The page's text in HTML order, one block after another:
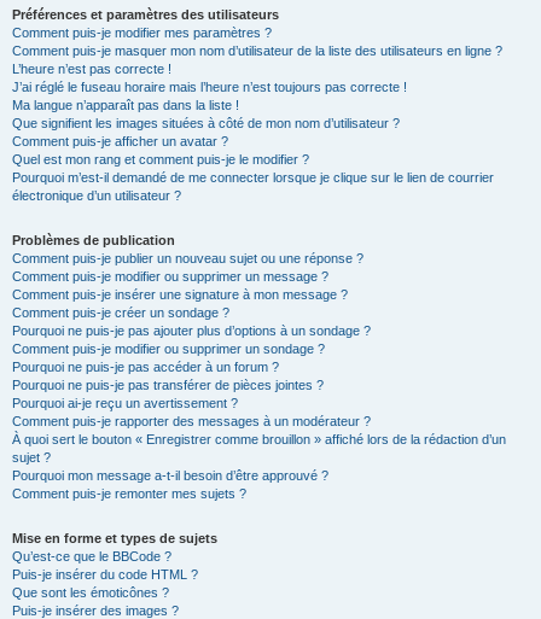
Préférences et paramètres des utilisateurs
Comment puis-je modifier mes paramètres ?
Comment puis-je masquer mon nom d’utilisateur de la liste des utilisateurs en ligne ?
L’heure n’est pas correcte !
J’ai réglé le fuseau horaire mais l’heure n’est toujours pas correcte !
Ma langue n’apparaît pas dans la liste !
Que signifient les images situées à côté de mon nom d’utilisateur ?
Comment puis-je afficher un avatar ?
Quel est mon rang et comment puis-je le modifier ?
Pourquoi m’est-il demandé de me connecter lorsque je clique sur le lien de courrier
électronique d’un utilisateur ?
Problèmes de publication
Comment puis-je publier un nouveau sujet ou une réponse ?
Comment puis-je modifier ou supprimer un message ?
Comment puis-je insérer une signature à mon message ?
Comment puis-je créer un sondage ?
Pourquoi ne puis-je pas ajouter plus d’options à un sondage ?
Comment puis-je modifier ou supprimer un sondage ?
Pourquoi ne puis-je pas accéder à un forum ?
Pourquoi ne puis-je pas transférer de pièces jointes ?
Pourquoi ai-je reçu un avertissement ?
Comment puis-je rapporter des messages à un modérateur ?
À quoi sert le bouton « Enregistrer comme brouillon » affiché lors de la rédaction d’un
sujet ?
Pourquoi mon message a-t-il besoin d’être approuvé ?
Comment puis-je remonter mes sujets ?
Mise en forme et types de sujets
Qu’est-ce que le BBCode ?
Puis-je insérer du code HTML ?
Que sont les émoticônes ?
Puis-je insérer des images ?